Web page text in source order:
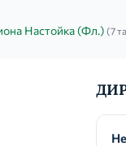
Настойка (Фл.) (7